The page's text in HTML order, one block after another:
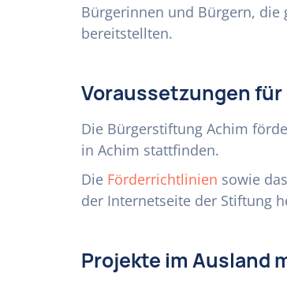
Bürgerinnen und Bürgern, die
bereitstellten.
Voraussetzungen für
Die Bürgerstiftung Achim
in Achim stattfinden.
Die Förderrichtlinien sowie das
der Internetseite der Stiftung
Projekte im Ausland